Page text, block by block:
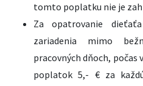
tomto poplatku nie je
Za opatrovanie
zariadenia mimo
pracovných dňoch, počas
poplatok 5,- € za